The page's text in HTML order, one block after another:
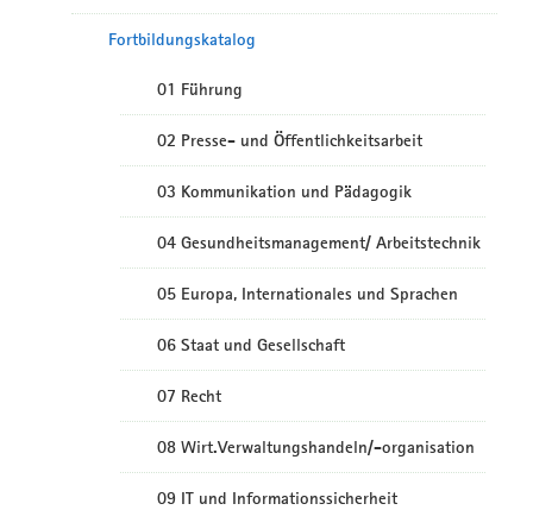
Fortbildungskatalog
01 Führung
02 Presse- und Öffentlichkeitsarbeit
03 Kommunikation und Pädagogik
04 Gesundheitsmanagement/ Arbeitstechnik
05 Europa, Internationales und Sprachen
06 Staat und Gesellschaft
07 Recht
08 Wirt.Verwaltungshandeln/-organisation
09 IT und Informationssicherheit